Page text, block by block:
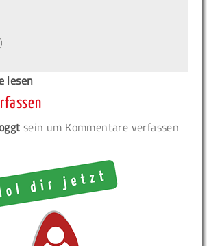
lesen
sein um Kommentare verfassen